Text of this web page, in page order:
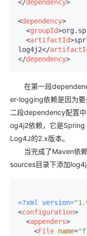
</dependency>
<dependency>
<groupId>
<artifactId>
log4j2</
</dependency>
在第一段
er-logging依赖是因为
二段dependency配置
og4j2依赖，它是
Log4J的2.x版本。
当完成了Maven依赖
sources目录下添加
<?xml version=
<configuration>
<appenders>
<File name=